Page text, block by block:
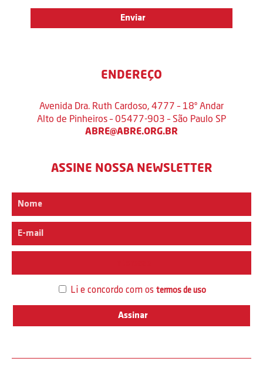
ENDEREÇO
Avenida Dra. Ruth Cardoso, 4777 – 18º Andar
Alto de Pinheiros – 05477-903 – São Paulo SP
ABRE@ABRE.ORG.BR
ASSINE NOSSA NEWSLETTER
Li e concordo com os termos de uso